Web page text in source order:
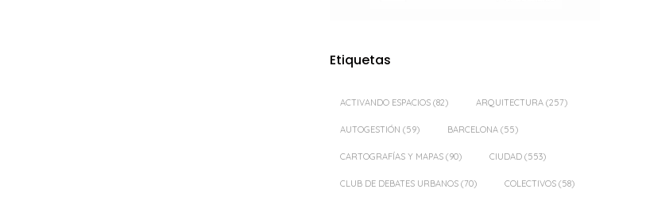
Etiquetas
ACTIVANDO ESPACIOS (82) ARQUITECTURA (257)
AUTOGESTIÓN (59) BARCELONA (55)
CARTOGRAFÍAS Y MAPAS (90) CIUDAD (553)
CLUB DE DEBATES URBANOS (70) COLECTIVOS (58)